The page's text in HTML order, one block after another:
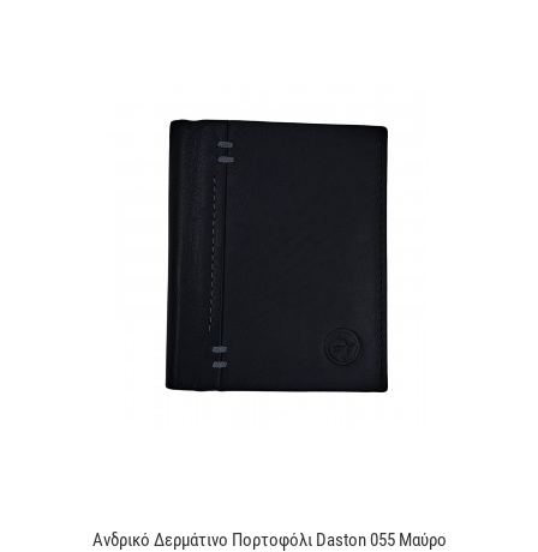
Ανδρικό Δερμάτινο Πορτοφόλι Daston 055 Μαύρο